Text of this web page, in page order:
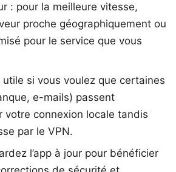
: pour la meilleure vitesse,
proche géographiquement ou
pour le service que vous
si vous voulez que certaines
e-mails) passent
votre connexion locale tandis
par le VPN.
l’app à jour pour bénéficier